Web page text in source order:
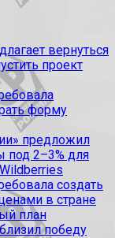
вернуться
проект
форму
предложил
под 2–3% для
создать
в стране
план
победу